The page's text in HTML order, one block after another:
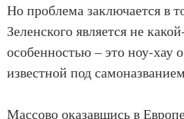
Но проблема заключается в
Зеленского является не
особенностью – это ноу-хау
известной под
Массово оказавшись в